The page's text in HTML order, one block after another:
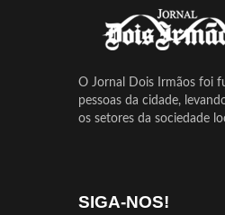
O Jornal Dois Irmãos foi
pessoas da cidade,
os setores da sociedade
SIGA-NOS!